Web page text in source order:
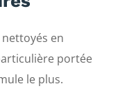
en
portée
le plus.